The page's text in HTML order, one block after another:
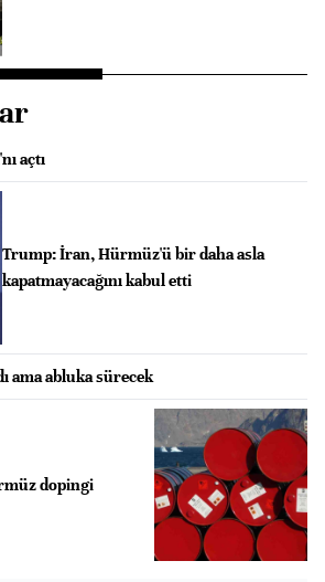
açtı
Trump: İran, Hürmüz'ü bir daha asla
kapatmayacağını kabul etti
ama abluka sürecek
dopingi